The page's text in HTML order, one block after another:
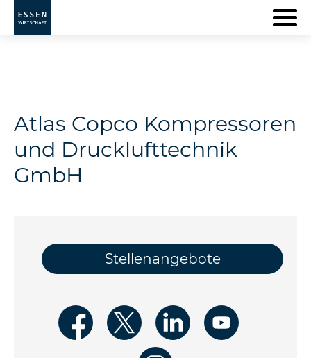
Atlas Copco Kompressoren
und Drucklufttechnik
GmbH
Stellenangebote